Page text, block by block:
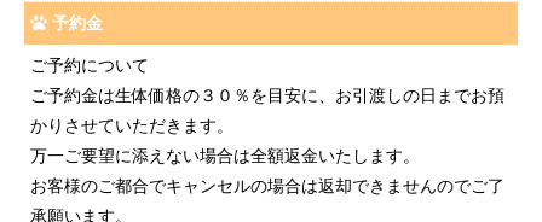
予約金
ご予約について
ご予約金は生体価格の３０％を目安に、お引渡しの日までお預
かりさせていただきます。
万一ご要望に添えない場合は全額返金いたします。
お客様のご都合でキャンセルの場合は返却できませんのでご了
承願います。